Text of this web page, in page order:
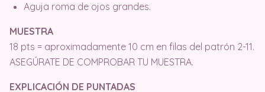
Aguja roma de ojos grandes.
MUESTRA
18 pts = aproximadamente 10 cm en filas del patrón 2-11.
ASEGÚRATE DE COMPROBAR TU MUESTRA.
EXPLICACIÓN DE PUNTADAS